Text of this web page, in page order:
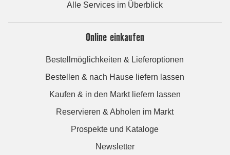
Alle Services im Überblick
Online einkaufen
Bestellmöglichkeiten & Lieferoptionen
Bestellen & nach Hause liefern lassen
Kaufen & in den Markt liefern lassen
Reservieren & Abholen im Markt
Prospekte und Kataloge
Newsletter